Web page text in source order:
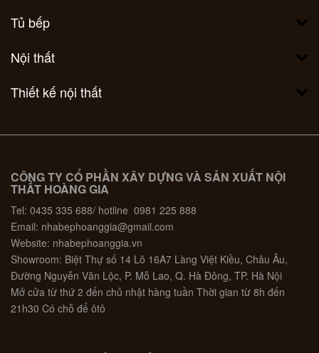
Tủ bếp
Nội thất
Thiết kế nội thất
CÔNG TY CỔ PHẦN XÂY DỰNG VÀ SẢN XUẤT NỘI
THẤT HOÀNG GIA
Tel: 0435 335 688/ hotline 0981 225 888
Email: nhabephoanggia@gmail.com
Website: nhabephoanggia.vn
Showroom: Biệt Thự số 14 Lô 16A7 Làng Việt Kiều, Châu Âu,
Đường Nguyễn Văn Lộc, P. Mỗ Lao, Q. Hà Đông, TP. Hà Nội
Mở cửa từ thứ 2 đến chủ nhật hàng tuần Thời gian từ 8h đến
21h30 Có chỗ để ôtô